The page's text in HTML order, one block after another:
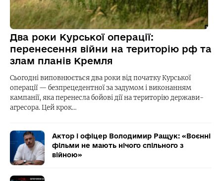
Два роки Курської операції:
перенесення війни на територію рф та
злам планів Кремля
Сьогодні виповнюється два роки від початку Курської
операції — безпрецедентної за задумом і виконанням
кампанії, яка перенесла бойові дії на територію держави-
агресора. Цей крок…
Актор і офіцер Володимир Ращук: «Воєнні
фільми не мають нічого спільного з
війною»